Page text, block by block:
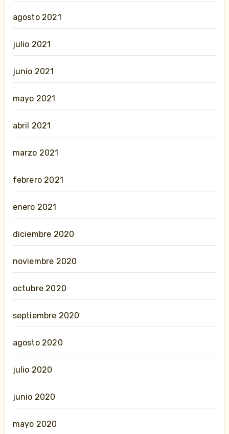
agosto 2021
julio 2021
junio 2021
mayo 2021
abril 2021
marzo 2021
febrero 2021
enero 2021
diciembre 2020
noviembre 2020
octubre 2020
septiembre 2020
agosto 2020
julio 2020
junio 2020
mayo 2020